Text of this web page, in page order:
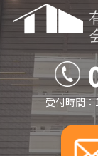
受付時間